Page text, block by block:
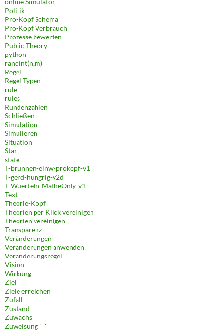
online Simulator
Politik
Pro-Kopf Schema
Pro-Kopf Verbrauch
Prozesse bewerten
Public Theory
python
randint(n,m)
Regel
Regel Typen
rule
rules
Rundenzahlen
Schließen
Simulation
Simulieren
Situation
Start
state
T-brunnen-einw-prokopf-v1
T-gerd-hungrig-v2d
T-Wuerfeln-MatheOnly-v1
Text
Theorie-Kopf
Theorien per Klick vereinigen
Theorien vereinigen
Transparenz
Veränderungen
Veränderungen anwenden
Veränderungsregel
Vision
Wirkung
Ziel
Ziele erreichen
Zufall
Zustand
Zuwachs
Zuweisung '='